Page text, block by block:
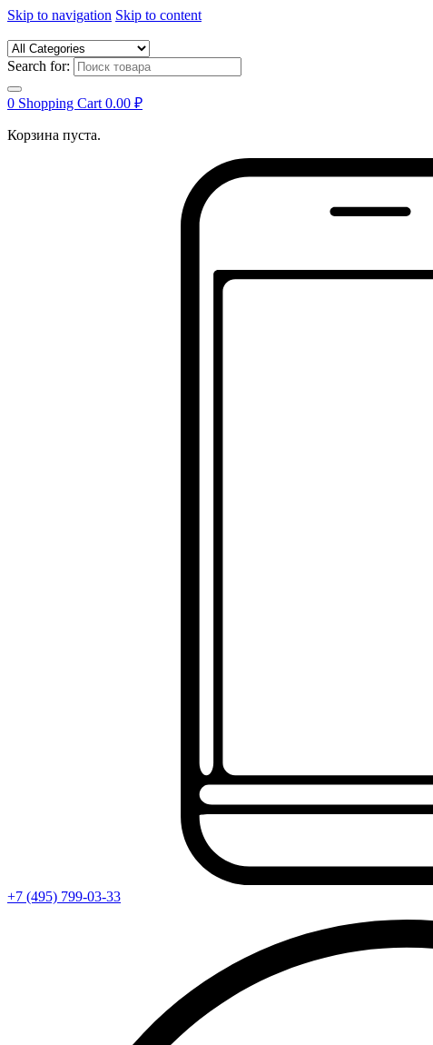
Skip to navigation Skip to content
Search for:
0 Shopping Cart 0.00 ₽
Корзина пуста.
+7 (495) 799-03-33